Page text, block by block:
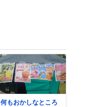
何もおかしなところ